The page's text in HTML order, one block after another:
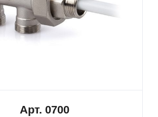
Арт. 0700